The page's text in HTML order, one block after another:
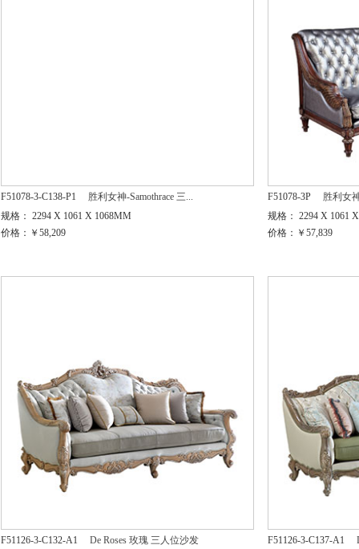
F51078-3-C138-P1
胜利女神-Samothrace 三...
规格： 2294 X 1061 X 1068MM
价格：￥58,209
F51078-3P
胜利女
规格： 2294 X 1061
价格：￥57,839
F51126-3-C132-A1 De Roses 玫瑰 三人位沙发 F51126-3-C137-A1